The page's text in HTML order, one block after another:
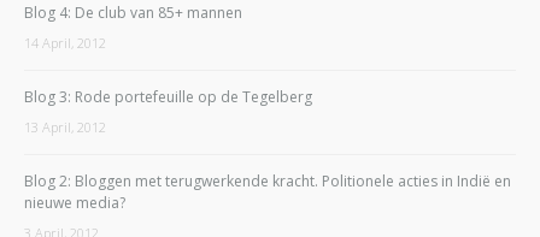
Blog 4: De club van 85+ mannen
14 April, 2012
Blog 3: Rode portefeuille op de Tegelberg
13 April, 2012
Blog 2: Bloggen met terugwerkende kracht. Politionele acties in Indië en
nieuwe media?
3 April, 2012